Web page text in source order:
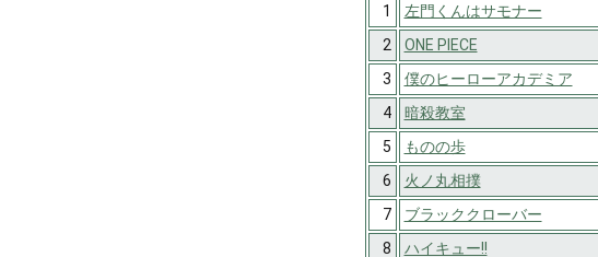
1
左門くんはサモナー
2
ONE PIECE
3
僕のヒーローアカデミア
4
暗殺教室
5
ものの歩
6
火ノ丸相撲
7
ブラッククローバー
8
ハイキュー!!